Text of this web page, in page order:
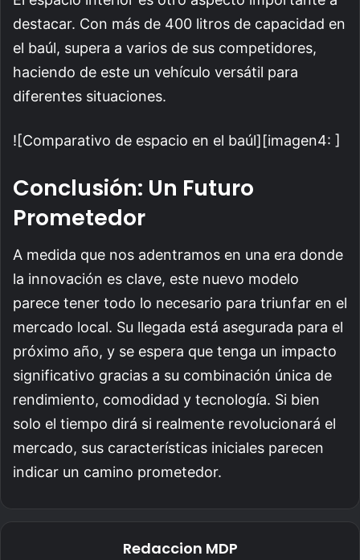
destacar. Con más de 400 litros de capacidad en
el baúl, supera a varios de sus competidores,
haciendo de este un vehículo versátil para
diferentes situaciones.
​![Comparativo de espacio en el baúl][imagen4: ]
Conclusión: Un Futuro
Prometedor
A medida que nos adentramos en una era donde
la innovación es clave, este nuevo modelo
parece tener todo lo necesario para triunfar en el
mercado local. Su llegada está asegurada para el
próximo año, y se espera que tenga un impacto
significativo gracias a su combinación única de
rendimiento, comodidad y tecnología. Si bien
solo el tiempo dirá si realmente revolucionará el
mercado, sus características iniciales parecen
indicar un camino prometedor.
Redaccion MDP